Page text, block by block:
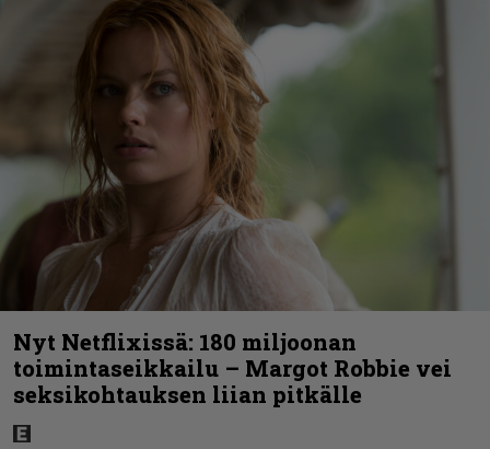
Nyt Netflixissä: 180 miljoonan
toimintaseikkailu – Margot Robbie vei
seksikohtauksen liian pitkälle